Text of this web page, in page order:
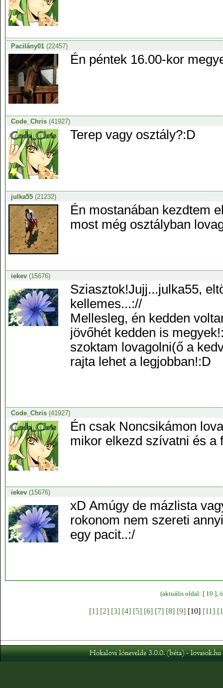
Pacilány01(22457)
Én péntek 16.00-kor
Code_Chris(41927)
Terep vagy osztály?:D
julka55(21232)
Én mostanában kezdtem
most még osztályban
iekev(15676)
Sziasztok!Jujj...julka55,
kellemes...://
Mellesleg, én kedden
jövőhét kedden is
szoktam lovagolni(ő a
rajta lehet a legjobban!:D
Code_Chris(41927)
Én csak Noncsikámon
mikor elkezd szívatni és a
iekev(15676)
xD Amúgy de mázlista
rokonom nem szereti
egy pacit..:/
(aktuális oldal: [ 10 ],
[1] [2] [3] [4] [5] [6] [7] [8] [9][10] [11]